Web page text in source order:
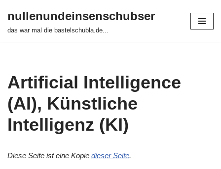
Zum
nullenundeinsenschubser
das war mal die bastelschubla.de...
Artificial Intelligence
(AI), Künstliche
Intelligenz (KI)
Diese Seite ist eine Kopie dieser Seite.